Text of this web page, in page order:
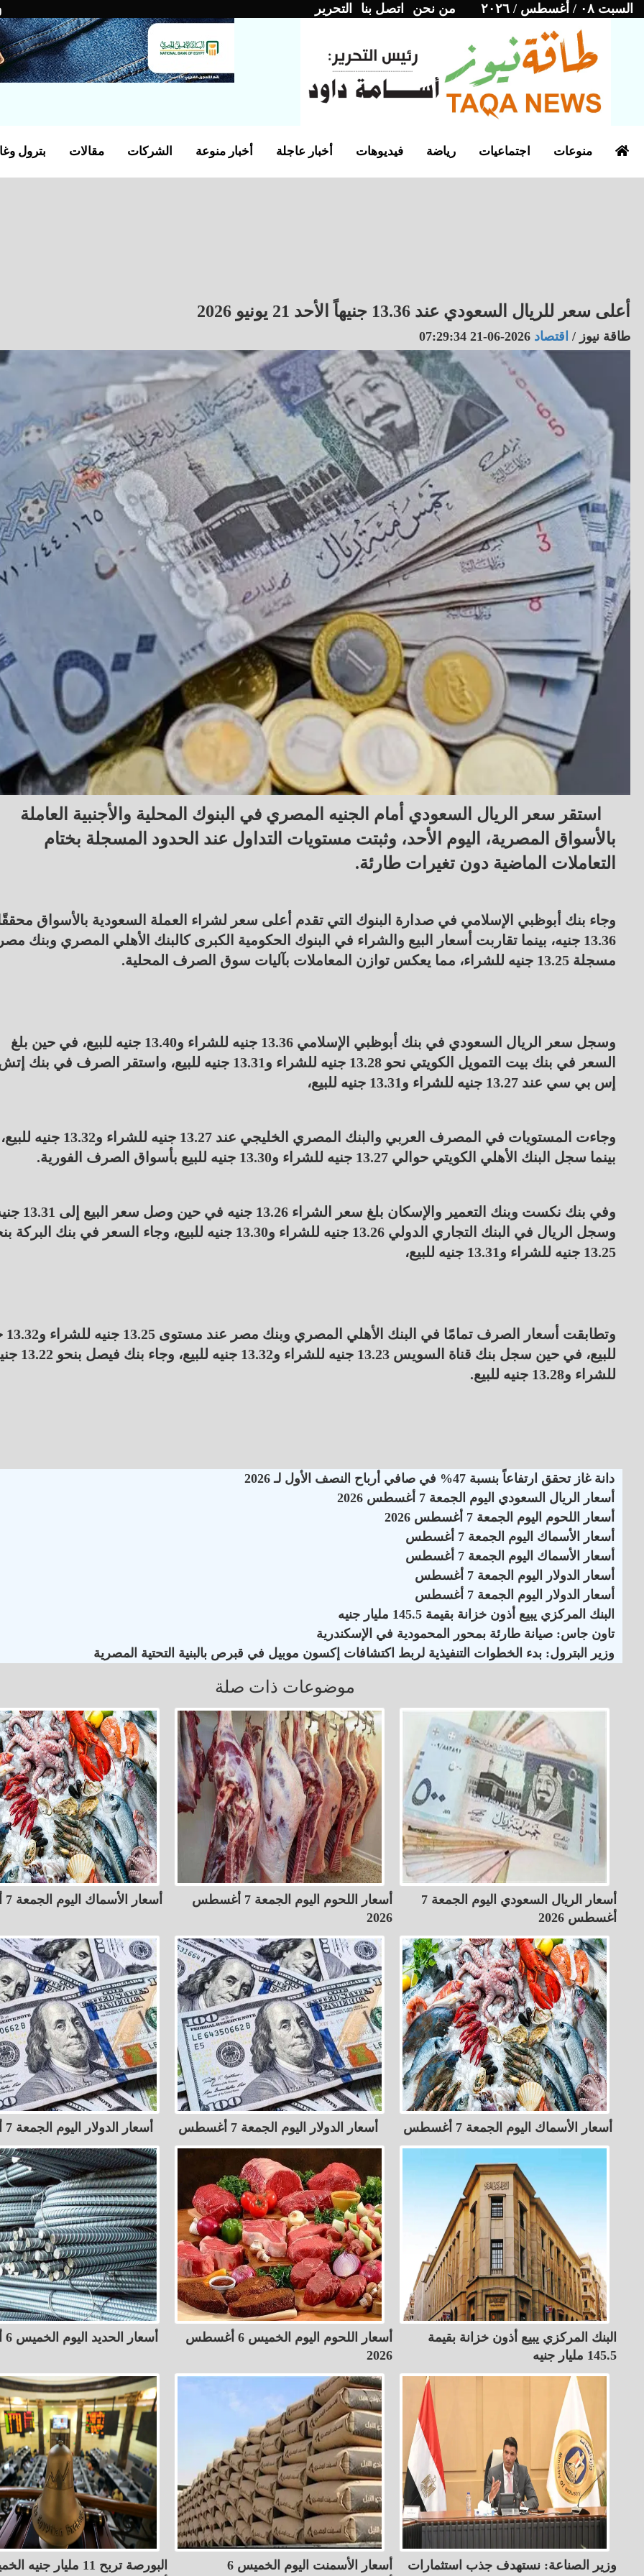
السبت ٠٨ / أغسطس / ٢٠٢٦ من نحن اتصل بنا التحرير
بترول مقالات الشركات أخبار منوعة أخبار عاجلة فيديوهات رياضة اجتماعيات منوعات
أعلى سعر للريال السعودي عند 13.36 جنيهاً الأحد 21 يونيو 2026
طاقة نيوز / اقتصاد2026-06-21 07:29:34
استقر سعر الريال السعودي أمام الجنيه المصري في البنوك المحلية والأجنبية العاملة
بالأسواق المصرية، اليوم الأحد، وثبتت مستويات التداول عند الحدود المسجلة بختام
التعاملات الماضية دون تغيرات طارئة.
وجاء بنك أبوظبي الإسلامي في صدارة البنوك التي تقدم أعلى سعر لشراء العملة السعودية بالأسواق
13.36 جنيه، بينما تقاربت أسعار البيع والشراء في البنوك الحكومية الكبرى كالبنك الأهلي المصري وبنك مصر
مسجلة 13.25 جنيه للشراء، مما يعكس توازن المعاملات بآليات سوق الصرف المحلية.
وسجل سعر الريال السعودي في بنك أبوظبي الإسلامي 13.36 جنيه للشراء و13.40 جنيه للبيع، في حين بلغ
السعر في بنك بيت التمويل الكويتي نحو 13.28 جنيه للشراء و13.31 جنيه للبيع، واستقر الصرف في بنك
إس بي سي عند 13.27 جنيه للشراء و13.31 جنيه للبيع،
وجاءت المستويات في المصرف العربي والبنك المصري الخليجي عند 13.27 جنيه للشراء و13.32 جنيه للبيع،
بينما سجل البنك الأهلي الكويتي حوالي 13.27 جنيه للشراء و13.30 جنيه للبيع بأسواق الصرف الفورية.
وفي بنك نكست وبنك التعمير والإسكان بلغ سعر الشراء 13.26
وسجل الريال في البنك التجاري الدولي 13.26 جنيه للشراء و13.30 جنيه للبيع، وجاء السعر في بنك
13.25 جنيه للشراء و13.31 جنيه للبيع،
للبيع، في حين سجل بنك قناة السويس 13.23 جنيه للشراء و13.32
للشراء و13.28 جنيه للبيع.
دانة غاز تحقق ارتفاعاً بنسبة 47% في صافي أرباح النصف الأول لـ 2026
أسعار الريال السعودي اليوم الجمعة 7 أغسطس 2026
أسعار اللحوم اليوم الجمعة 7 أغسطس 2026
أسعار الأسماك اليوم الجمعة 7 أغسطس
أسعار الأسماك اليوم الجمعة 7 أغسطس
أسعار الدولار اليوم الجمعة 7 أغسطس
أسعار الدولار اليوم الجمعة 7 أغسطس
البنك المركزي يبيع أذون خزانة بقيمة 145.5 مليار جنيه
تاون جاس: صيانة طارئة بمحور المحمودية في الإسكندرية
وزير البترول: بدء الخطوات التنفيذية لربط اكتشافات إكسون موبيل في قبرص بالبنية التحتية المصرية
موضوعات ذات صلة
أسعار الريال السعودي اليوم الجمعة 7
أغسطس 2026
أسعار اللحوم اليوم الجمعة 7 أغسطس
2026
أسعار الأسماك اليوم الجمعة 7 أغسطس
أسعار الأسماك اليوم الجمعة 7 أغسطس أسعار الدولار اليوم الجمعة 7 أغسطس أسعار الدولار اليوم الجمعة 7 أغسطس
البنك المركزي يبيع أذون خزانة بقيمة
145.5 مليار جنيه
أسعار اللحوم اليوم الخميس 6 أغسطس
2026
أسعار الحديد اليوم الخميس 6 أغسطس
وزير الصناعة: نستهدف جذب استثمارات أسعار الأسمنت اليوم الخميس 6